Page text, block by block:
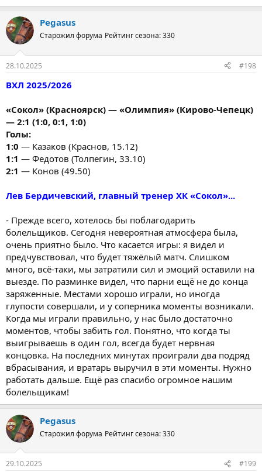
Pegasus
Старожил форума Рейтинг сезона: 330
28.10.2025 #198
ВХЛ 2025/2026
«Сокол» (Красноярск) — «Олимпия» (Кирово-Чепецк)
— 2:1 (1:0, 0:1, 1:0)
Голы:
1:0 — Казаков (Краснов, 15.12)
1:1 — Федотов (Толпегин, 33.10)
2:1 — Конов (49.50)
Лев Бердичевский, главный тренер ХК «Сокол»...
- Прежде всего, хотелось бы поблагодарить
болельщиков. Сегодня невероятная атмосфера была,
очень приятно было. Что касается игры: я видел и
предчувствовал, что будет тяжёлый матч. Слишком
много, всё-таки, мы затратили сил и эмоций оставили на
выезде. По разминке видел, что парни ещё не до конца
заряженные. Местами хорошо играли, но иногда
глупости совершали, и у соперника моменты возникали.
Когда мы играли правильно, у нас было достаточно
моментов, чтобы забить гол. Понятно, что когда ты
выигрываешь в один гол, всегда будет нервная
концовка. На последних минутах проиграли два подряд
вбрасывания, и вратарь выручил в эти моменты. Нужно
работать дальше. Ещё раз спасибо огромное нашим
болельщикам!
Pegasus
Старожил форума Рейтинг сезона: 330
29.10.2025 #199